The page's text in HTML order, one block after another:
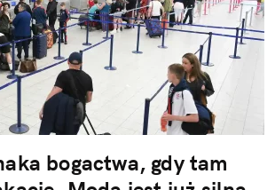
bogactwa, gdy tam